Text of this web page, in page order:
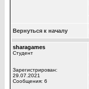
Вернуться к началу
sharagames
Студент
Зарегистрирован:
29.07.2021
Сообщения: 6